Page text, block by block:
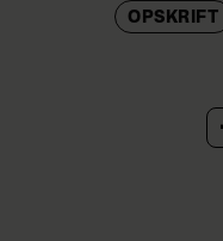
OPSKRIFT